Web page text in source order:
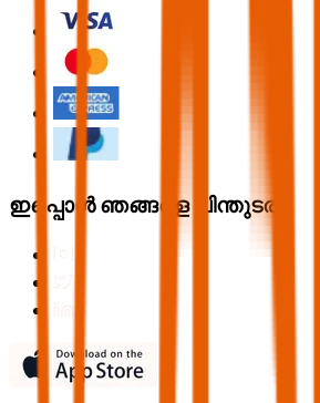
ഇപ്പൊൾ ഞങ്ങളെ പിന്തുടരൂ